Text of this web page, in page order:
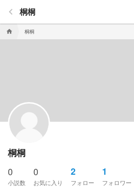
home 桐桐
keyboard_arrow_left 桐桐
桐桐
0
小説数
0
お気に入り
2
フォロー
1
フォロワー